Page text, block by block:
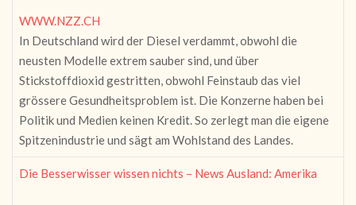
WWW.NZZ.CH
In Deutschland wird der Diesel verdammt, obwohl die
neusten Modelle extrem sauber sind, und über
Stickstoffdioxid gestritten, obwohl Feinstaub das viel
grössere Gesundheitsproblem ist. Die Konzerne haben bei
Politik und Medien keinen Kredit. So zerlegt man die eigene
Spitzenindustrie und sägt am Wohlstand des Landes.
Die Besserwisser wissen nichts – News Ausland: Amerika